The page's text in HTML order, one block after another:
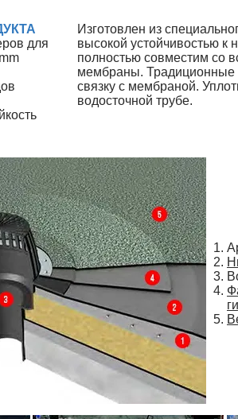
для
Изготовлен из
высокой устойчивостью к
полностью совместим со
мембраны. Традиционные
связку с мембраной.
водосточной трубе.